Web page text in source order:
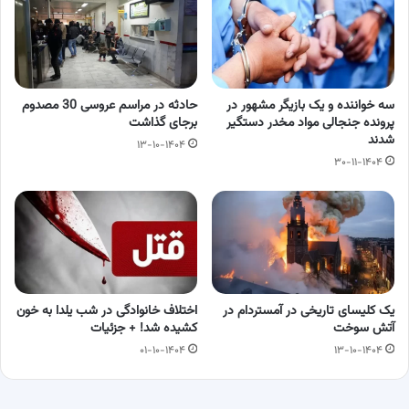
سه خواننده و یک بازیگر مشهور در
پرونده جنجالی مواد مخدر دستگیر
شدند
۳۰-۱۱-۱۴۰۴
حادثه در مراسم عروسی 30 مصدوم
برجای گذاشت
۱۳-۱۰-۱۴۰۴
یک کلیسای تاریخی در آمستردام در
آتش سوخت
۱۳-۱۰-۱۴۰۴
اختلاف خانوادگی در شب یلدا به خون
کشیده شد! + جزئیات
۰۱-۱۰-۱۴۰۴